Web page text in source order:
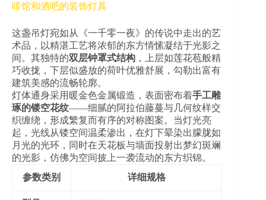
啡馆和酒吧的装饰灯具
这盏吊灯宛如从《一千零一夜》的传说中走出的艺
术品，以精湛工艺将浓郁的东方情愫凝结于光影之
间。其独特的​​双层钟罩式结构​ ​，上层如莲花苞般精
巧收拢，下层似盛放的荷叶优雅舒展，勾勒出富有
建筑美感的流畅轮廓。
灯体通身采用暖金色金属锻造，表面密布着​​手工雕
琢的镂空花纹​​——细腻的阿拉伯藤蔓与几何纹样交
织缠绕，形成繁复而有序的对称图案。当灯光亮
起，光线从镂空间温柔渗出，在灯下晕染出朦胧如
月光的光环，同时在天花板与墙面投射出梦幻斑斓
的光影，仿佛为空间披上一袭流动的东方织锦。
参数类别
详细规格